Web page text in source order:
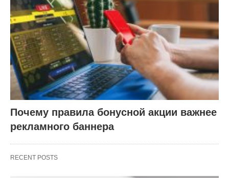
Почему правила бонусной акции важнее
рекламного баннера
RECENT POSTS